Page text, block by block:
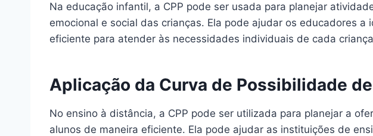
Na educação infantil, a CPP pode ser usada para planejar
emocional e social das crianças. Ela pode ajudar os educadores
eficiente para atender às necessidades individuais de cada
Aplicação da Curva de Possibilidade
No ensino à distância, a CPP pode ser utilizada para planejar a
alunos de maneira eficiente. Ela pode ajudar as instituições de